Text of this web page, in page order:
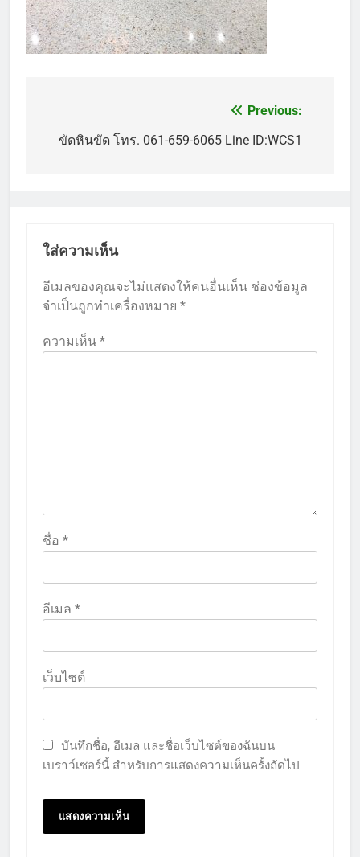
เรื่อง
Previous:
ขัดหินขัด โทร. 061-659-6065 Line ID:WCS1
ใส่ความเห็น
อีเมลของคุณจะไม่แสดงให้คนอื่นเห็น ช่องข้อมูล
จำเป็นถูกทำเครื่องหมาย *
ความเห็น *
ชื่อ *
อีเมล *
เว็บไซต์
บันทึกชื่อ, อีเมล และชื่อเว็บไซต์ของฉันบน
เบราว์เซอร์นี้ สำหรับการแสดงความเห็นครั้งถัดไป